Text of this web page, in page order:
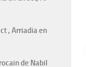
, Arriadia en
de Nabil